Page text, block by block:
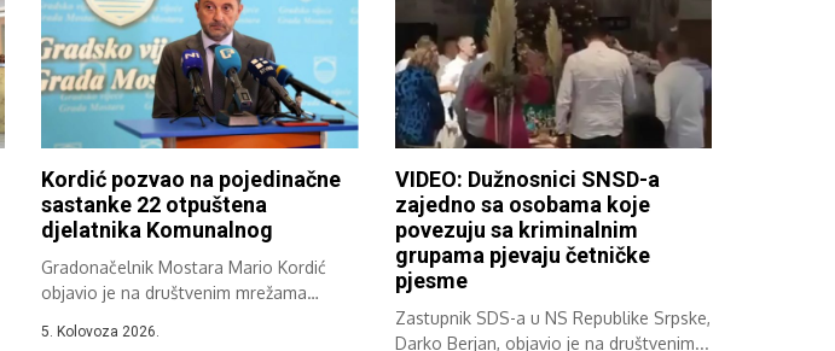
Kordić pozvao na pojedinačne
sastanke 22 otpuštena
djelatnika Komunalnog
Gradonačelnik Mostara Mario Kordić
objavio je na društvenim mrežama
5. Kolovoza 2026.
VIDEO: Dužnosnici SNSD-a
zajedno sa osobama koje
povezuju sa kriminalnim
grupama pjevaju četničke
pjesme
Zastupnik SDS-a u NS Republike Srpske,
Darko Berjan, objavio je na društvenim...